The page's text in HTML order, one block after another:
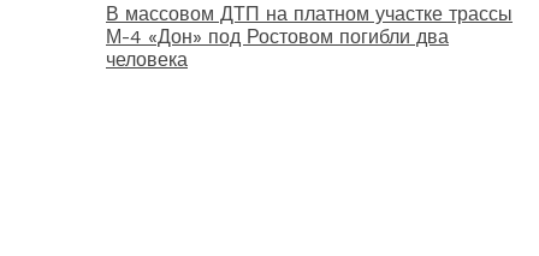
В массовом ДТП на платном участке трассы
М-4 «Дон» под Ростовом погибли два
человека